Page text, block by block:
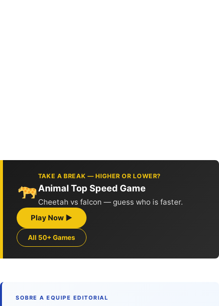
TAKE A BREAK — HIGHER OR LOWER?
Animal Top Speed Game
Cheetah vs falcon — guess who is faster.
Play Now ▶
All 50+ Games
SOBRE A EQUIPE EDITORIAL